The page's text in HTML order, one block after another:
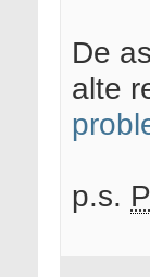
De
alte
p.s.